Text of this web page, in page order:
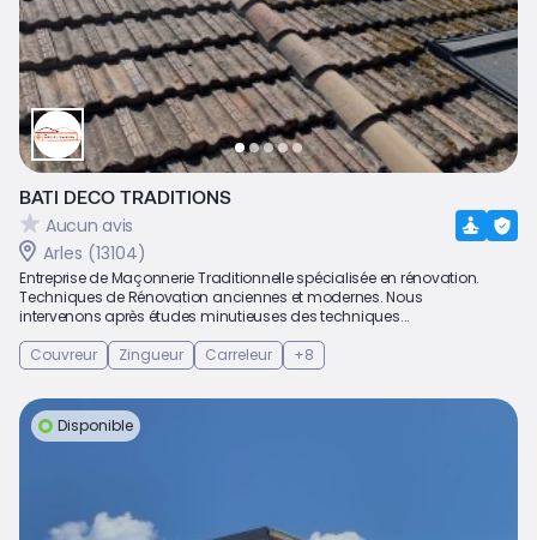
BATI DECO TRADITIONS
Aucun avis
Arles (13104)
Entreprise de Maçonnerie Traditionnelle spécialisée en rénovation.
Techniques de Rénovation anciennes et modernes. Nous
intervenons après études minutieuses des techniques...
Couvreur
Zingueur Carreleur +8
Disponible